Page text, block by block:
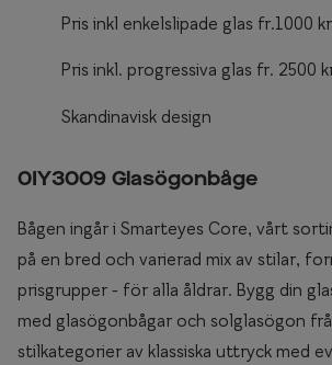
Pris inkl enkelslipade glas fr.1000 kr
Pris inkl. progressiva glas fr. 2500
Skandinavisk design
0IY3009 Glasögonbåge
Bågen ingår i Smarteyes Core, vårt
på en bred och varierad mix av stilar,
prisgrupper - för alla åldrar. Bygg din
med glasögonbågar och solglasögon
stilkategorier av klassiska uttryck med